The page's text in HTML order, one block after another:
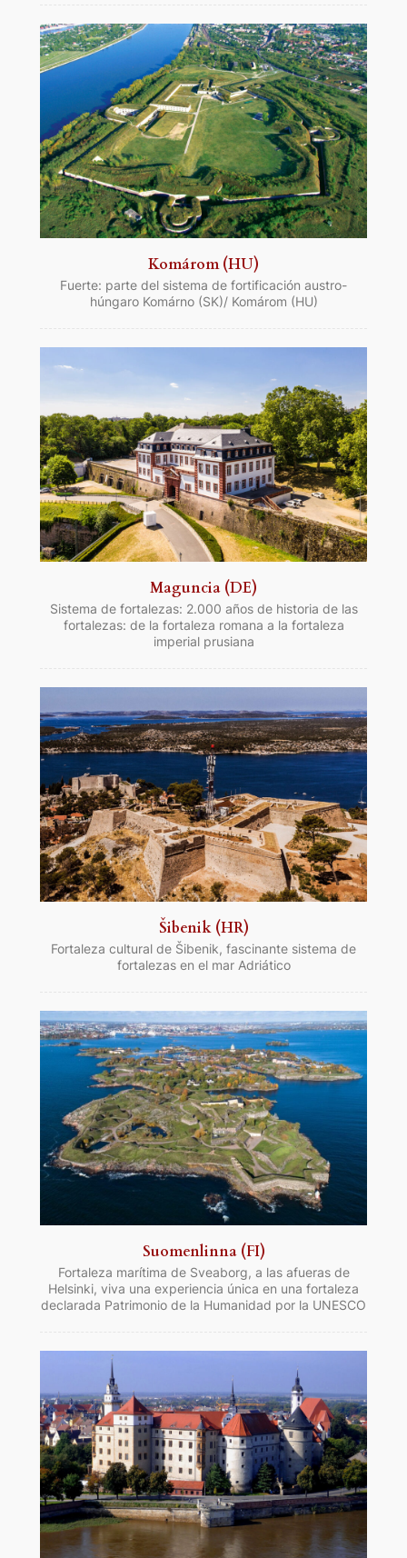
Komárom (HU)
Fuerte: parte del sistema de fortificación austro-
húngaro Komárno (SK)/ Komárom (HU)
Maguncia (DE)
Sistema de fortalezas: 2.000 años de historia de las
fortalezas: de la fortaleza romana a la fortaleza
imperial prusiana
Šibenik (HR)
Fortaleza cultural de Šibenik, fascinante sistema de
fortalezas en el mar Adriático
Suomenlinna (FI)
Fortaleza marítima de Sveaborg, a las afueras de
Helsinki, viva una experiencia única en una fortaleza
declarada Patrimonio de la Humanidad por la UNESCO